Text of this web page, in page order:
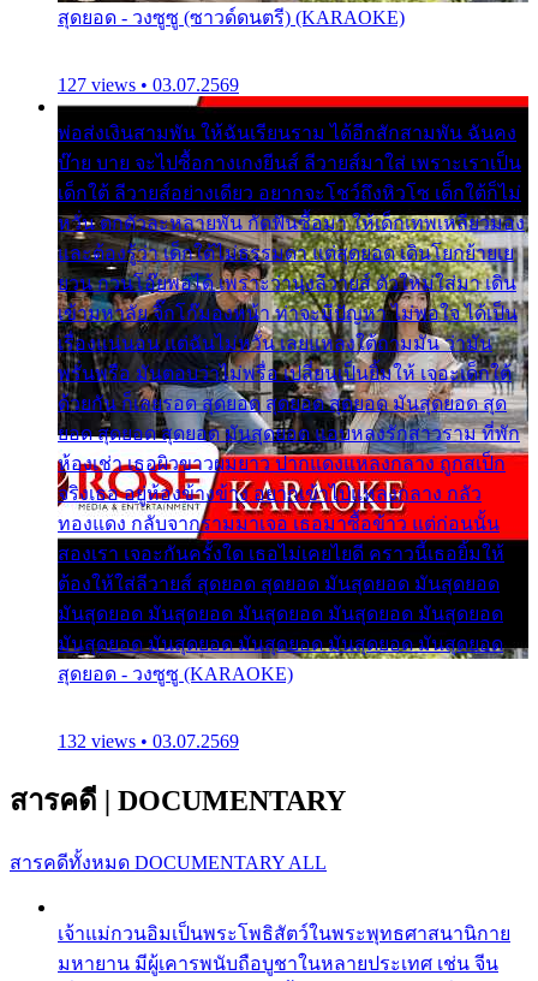
สุดยอด - วงซูซู (ซาวด์ดนตรี) (KARAOKE)
127 views • 03.07.2569
พ่อส่งเงินสามพัน ให้ฉันเรียนราม ได้อีกสักสามพัน ฉันคง
บ๊าย บาย จะไปซื้อกางเกงยีนส์ ลีวายส์มาใส่ เพราะเราเป็น
เด็กใต้ ลีวายส์อย่างเดียว อยากจะโชว์ถึงหิวโซ เด็กใต้ก็ไม่
หวั่น ตกตัวละหลายพัน กัดฟันซื้อมา ให้เด็กเทพเหลียวมอง
และต้องรู้ว่า เด็กใต้ไม่ธรรมดา แต่สุดยอด เดินโยกย้ายเย
ยวน กวนโอ๊ยพอได้ เพราะว่านุ่งลีวายส์ ตัวใหม่ใส่มา เดิน
เข้ามหาลัย จิ๊กโก๊มองหน้า ท่าจะมีปัญหา ไม่พอใจ ได้เป็น
เรื่องแน่นอน แต่ฉันไม่หวั่น เลยแหลงใต้ถามมัน ว่ามัน
พรั่นพรือ มันตอบว่าไม่พรื่อ เปลี่ยนเป็นยิ้มให้ เจอะเด็กใต้
ด้วยกัน ก็เลยรอด สุดยอด สุดยอด สุดยอด มันสุดยอด สุด
ยอด สุดยอด สุดยอด มันสุดยอด แอบหลงรักสาวราม ที่พัก
ห้องเช่า เธอผิวขาวผมยาว ปากแดงแหลงกลาง ถูกสเป็ก
จริงเธอ อยู่ห้องข้างข้าง อยากเข้าไปแหลงกลาง กลัว
ทองแดง กลับจากรามมาเจอ เธอมาซื้อข้าว แต่ก่อนนั้น
สองเรา เจอะกันครั้งใด เธอไม่เคยไยดี คราวนี้เธอยิ้มให้
ต้องให้ใส่ลีวายส์ สุดยอด สุดยอด มันสุดยอด มันสุดยอด
มันสุดยอด มันสุดยอด มันสุดยอด มันสุดยอด มันสุดยอด
มันสุดยอด มันสุดยอด มันสุดยอด มันสุดยอด มันสุดยอด
สุดยอด - วงซูซู (KARAOKE)
132 views • 03.07.2569
สารคดี | DOCUMENTARY
สารคดีทั้งหมด DOCUMENTARY ALL
เจ้าแม่กวนอิมเป็นพระโพธิสัตว์ในพระพุทธศาสนานิกาย
มหายาน มีผู้เคารพนับถือบูชาในหลายประเทศ เช่น จีน